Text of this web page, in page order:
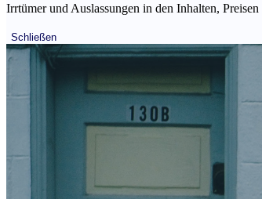
Irrtümer und Auslassungen in den Inhalten,
Schließen